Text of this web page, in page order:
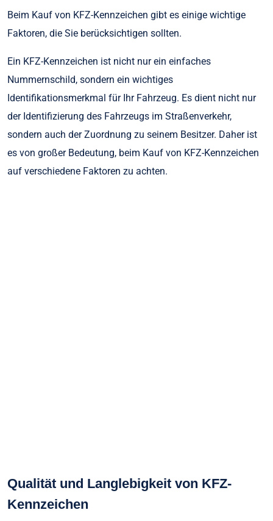
Beim Kauf von KFZ-Kennzeichen gibt es einige wichtige
Faktoren, die Sie berücksichtigen sollten.
Ein KFZ-Kennzeichen ist nicht nur ein einfaches
Nummernschild, sondern ein wichtiges
Identifikationsmerkmal für Ihr Fahrzeug. Es dient nicht nur
der Identifizierung des Fahrzeugs im Straßenverkehr,
sondern auch der Zuordnung zu seinem Besitzer. Daher ist
es von großer Bedeutung, beim Kauf von KFZ-Kennzeichen
auf verschiedene Faktoren zu achten.
Qualität und Langlebigkeit von KFZ-
Kennzeichen